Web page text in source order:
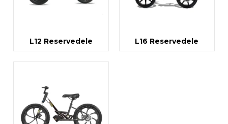
L12 Reservedele L16 Reservedele